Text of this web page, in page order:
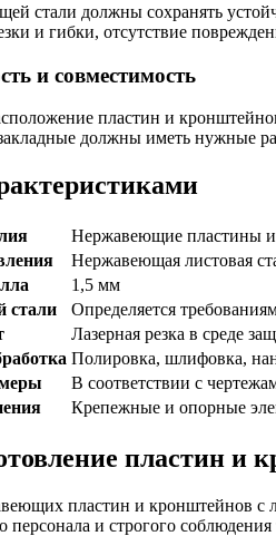
стали должны сохранять
и гибки, отсутствие
и совместимость
пластин и
должны иметь нужные
Нержавеющие пластины и
Нержавеющая листовая
1,5 мм
стали
Определяется
Лазерная резка в среде
Полировка, шлифовка,
В соответствии с
Крепежные и опорные
пластин и
пластин и кронштейнов с
и строгого соблюдения